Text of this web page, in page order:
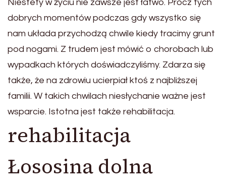
Niestety w życiu nie zawsze jest łatwo. Prócz tych
dobrych momentów podczas gdy wszystko się
nam układa przychodzą chwile kiedy tracimy grunt
pod nogami. Z trudem jest mówić o chorobach lub
wypadkach których doświadczyliśmy. Zdarza się
także, że na zdrowiu ucierpiał ktoś z najbliższej
familii. W takich chwilach niesłychanie ważne jest
wsparcie. Istotna jest także rehabilitacja.
rehabilitacja
Łososina dolna